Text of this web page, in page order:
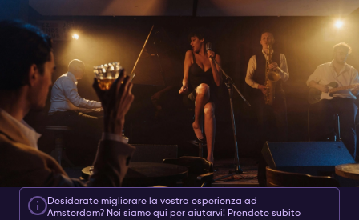
Desiderate migliorare la vostra esperienza ad
Amsterdam? Noi siamo qui per aiutarvi! Prendete subito